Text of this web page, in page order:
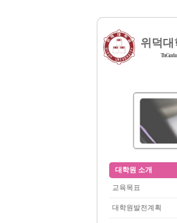
위덕대
The
대학원 소개
교육목표
대학원발전계획